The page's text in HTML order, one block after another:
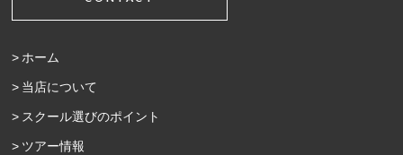
ホーム
当店について
スクール選びのポイント
ツアー情報